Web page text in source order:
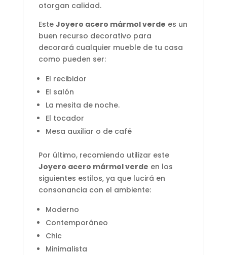
otorgan calidad.
Este Joyero acero mármol verde es un
buen recurso decorativo para
decorará cualquier mueble de tu casa
como pueden ser:
El recibidor
El salón
La mesita de noche.
El tocador
Mesa auxiliar o de café
Por último, recomiendo utilizar este
Joyero acero mármol verde en los
siguientes estilos, ya que lucirá en
consonancia con el ambiente:
Moderno
Contemporáneo
Chic
Minimalista